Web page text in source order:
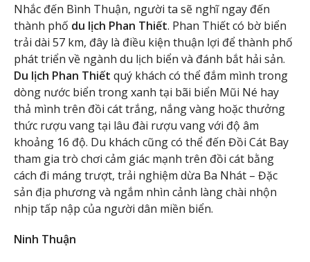
Nhắc đến Bình Thuận, người ta sẽ nghĩ ngay đến
thành phố du lịch Phan Thiết. Phan Thiết có bờ biển
trải dài 57 km, đây là điều kiện thuận lợi để thành phố
phát triển về ngành du lịch biển và đánh bắt hải sản.
Du lịch Phan Thiết quý khách có thể đắm mình trong
dòng nước biển trong xanh tại bãi biển Mũi Né hay
thả mình trên đồi cát trắng, nắng vàng hoặc thưởng
thức rượu vang tại lâu đài rượu vang với độ âm
khoảng 16 độ. Du khách cũng có thể đến Đồi Cát Bay
tham gia trò chơi cảm giác mạnh trên đồi cát bằng
cách đi máng trượt, trải nghiệm dừa Ba Nhát – Đặc
sản địa phương và ngắm nhìn cảnh làng chài nhộn
nhịp tấp nập của người dân miền biển.
Ninh Thuận